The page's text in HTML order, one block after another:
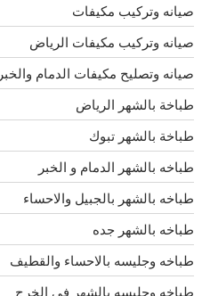
صيانه وتركيب مكيفات
صيانه وتركيب مكيفات الرياض
صيانه وتصليح مكيفات الدمام والخبر
طباخة بالشهر الرياض
طباخة بالشهر تبوك
طباخه بالشهر الدمام و الخبر
طباخه بالشهر بالجبيل والاحساء
طباخه بالشهر جده
طباخه وجليسه بالاحساء والقطيف
طباخه وجليسه بالشهر فى الخرج